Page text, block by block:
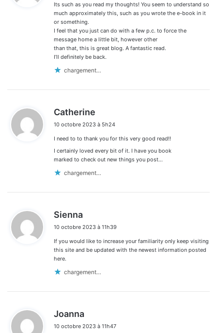
:
Its such as you read my thoughts! You seem to understand so
much approximately this, such as you wrote the e-book in it
or something.
I feel that you just can do with a few p.c. to force the
message home a little bit, however other
than that, this is great blog. A fantastic read.
I’ll definitely be back.
chargement…
Catherine
t
10 octobre 2023 à 5h24
I need to to thank you for this very good read!!
I certainly loved every bit of it. I have you book
marked to check out new things you post…
chargement…
Sienna
t
:
10 octobre 2023 à 11h39
If you would like to increase your familiarity only keep visiting
this site and be updated with the newest information posted
here.
chargement…
Joanna
t
10 octobre 2023 à 11h47